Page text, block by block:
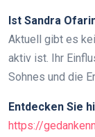
Ist Sandra
Aktuell gibt es
aktiv ist. Ihr
Sohnes und die
Entdecken Sie
https://